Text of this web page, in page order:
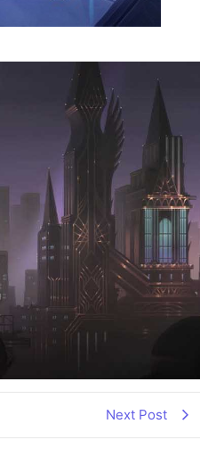
Next Post